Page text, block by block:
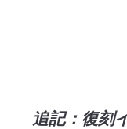
追記：復刻